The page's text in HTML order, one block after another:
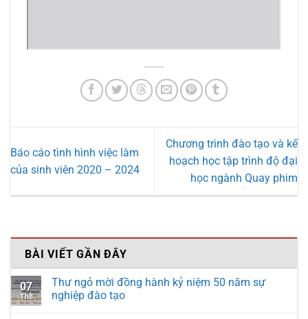
Báo cáo tình hình việc làm
của sinh viên 2020 – 2024
Chương trình đào tạo và kế
hoạch học tập trình độ đại
học ngành Quay phim
BÀI VIẾT GẦN ĐÂY
07
Th8
Thư ngỏ mời đồng hành kỷ niệm 50 năm sự
nghiệp đào tạo